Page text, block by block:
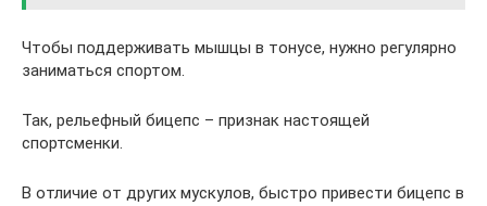
Чтобы поддерживать мышцы в тонусе, нужно регулярно
заниматься спортом.
Так, рельефный бицепс – признак настоящей
спортсменки.
В отличие от других мускулов, быстро привести бицепс в